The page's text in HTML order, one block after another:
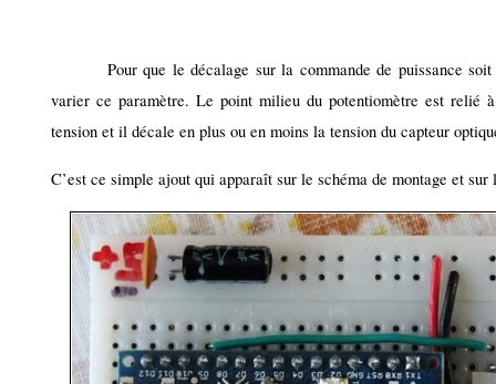
Pour que le décalage sur la commande de puissance
varier ce paramètre. Le point milieu du potentiomètre est relié
tension et il décale en plus ou en moins la tension du capteur
C’est ce simple ajout qui apparaît sur le schéma de montage et